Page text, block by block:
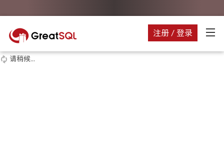
注册 / 登录
请稍候...